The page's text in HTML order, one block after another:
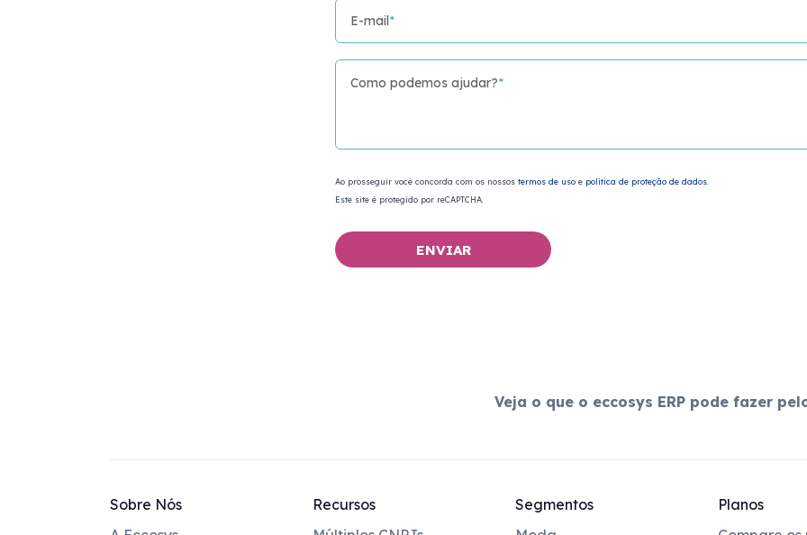
E-mail*
Como podemos ajudar?*
Ao prosseguir você concorda com os nossos termos de uso e política de proteção de dados.
Este site é protegido por reCAPTCHA.
ENVIAR
Veja o que o eccosys ERP pode fazer
Sobre Nós
Recursos
Segmentos
Planos